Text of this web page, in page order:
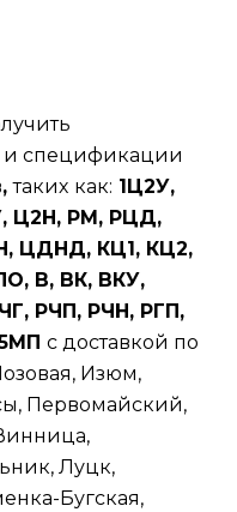
спецификации
,таких как: 1Ц2У,
Ц2Н, РМ, РЦД,
ЦДНД, КЦ1, КЦ2,
В, ВК, ВКУ,
РЧП, РЧН, РГП,
с доставкой по
Изюм,
Первомайский,
Луцк,
Бугская,